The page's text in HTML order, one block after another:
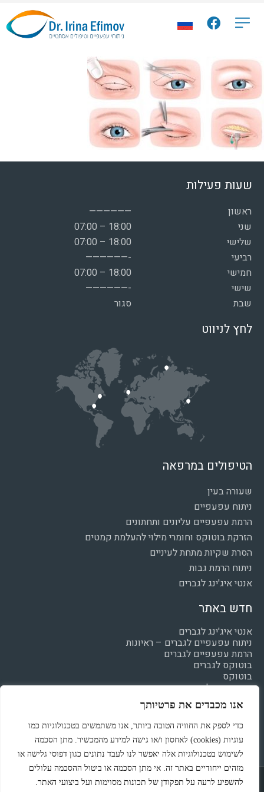
אנו מכבדים את פרטיותך
כדי לספק את החוויה הטובה ביותר, אנו משתמשים בטכנולוגיות כמו
עוגיות (cookies) לאחסון ו/או גישה למידע מהמכשיר. מתן הסכמה
לשימוש בטכנולוגיות אלה יאפשר לנו לעבד נתונים כגון דפוסי גלישה או
מזהים ייחודיים באתר זה. אי מתן הסכמה או ביטול ההסכמה עלולים
להשפיע לרעה על תפקודן של תכונות מסוימות ועל ביצועי האתר.
שעות פעילות
——————
ראשון
07:00 – 18:00
שני
07:00 – 18:00
שלישי
——————-
רביעי
07:00 – 18:00
חמישי
——————-
שישי
סגור
שבת
לחץ לניווט
הטיפולים במרפאה
שעורה בעין
ניתוח עפעפיים
הרמת עפעפיים עליונים ותחתונים
הזרקת בוטוקס וחומרי מילוי להעלמת קמטים
הסרת שקיות מתחת לעיניים
ניתוח הרמת גבות
אנטי איג'ינג לגברים
חדש באתר
אנטי איג'ינג לגברים
ניתוח עפעפיים לגברים – ראיונות
הרמת עפעפיים לגברים
בוטוקס לגברים
בוטוקס
חומצה היאלרונית
מילוי קמטים
הצהרת נגישות מדיניות פרטיות
Powered & Designed by Medical Online